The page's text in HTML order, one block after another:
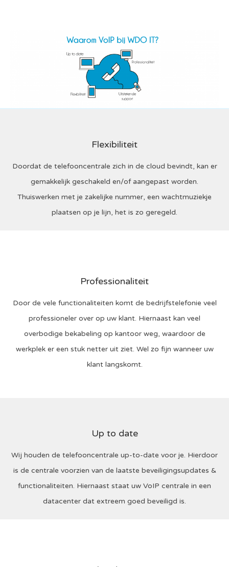
Flexibiliteit
Doordat de telefooncentrale zich in de cloud bevindt, kan er
gemakkelijk geschakeld en/of aangepast worden.
Thuiswerken met je zakelijke nummer, een wachtmuziekje
plaatsen op je lijn, het is zo geregeld.
Professionaliteit
Door de vele functionaliteiten komt de bedrijfstelefonie veel
professioneler over op uw klant. Hiernaast kan veel
overbodige bekabeling op kantoor weg, waardoor de
werkplek er een stuk netter uit ziet. Wel zo fijn wanneer uw
klant langskomt.
Up to date
Wij houden de telefooncentrale up-to-date voor je. Hierdoor
is de centrale voorzien van de laatste beveiligingsupdates &
functionaliteiten. Hiernaast staat uw VoIP centrale in een
datacenter dat extreem goed beveiligd is.